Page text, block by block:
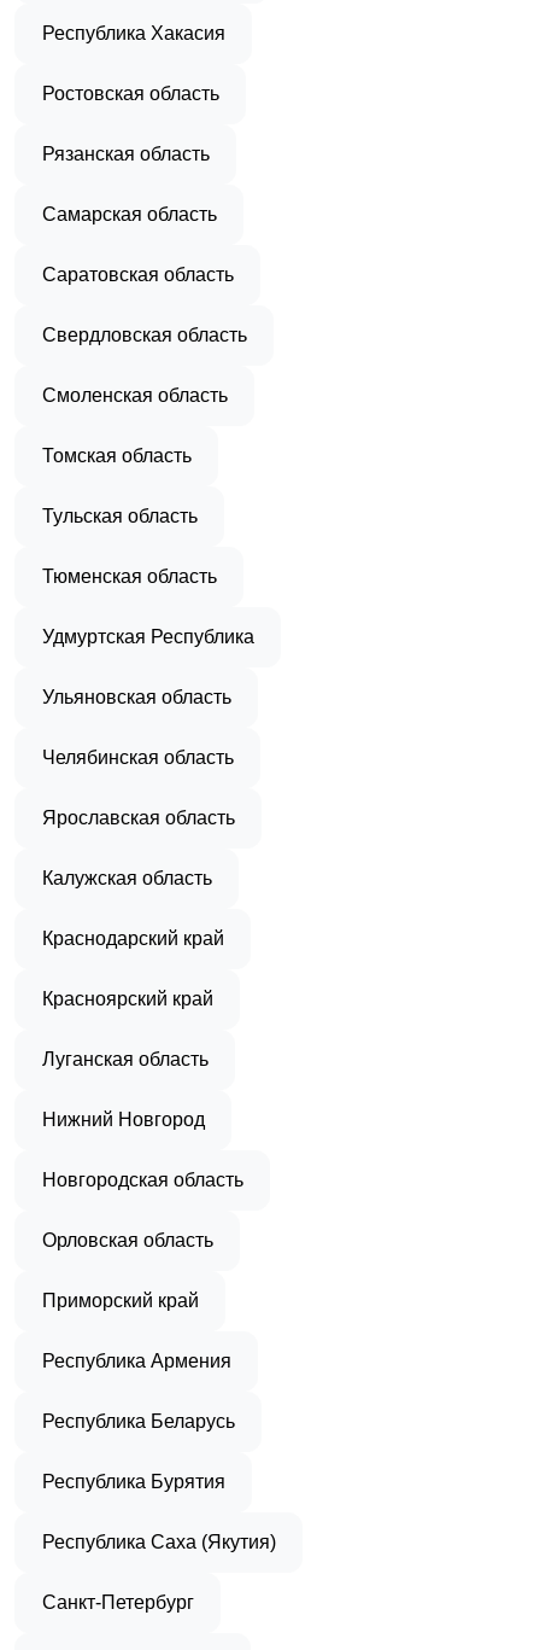
Республика Хакасия
Ростовская область
Рязанская область
Самарская область
Саратовская область
Свердловская область
Смоленская область
Томская область
Тульская область
Тюменская область
Удмуртская Республика
Ульяновская область
Челябинская область
Ярославская область
Калужская область
Краснодарский край
Красноярский край
Луганская область
Нижний Новгород
Новгородская область
Орловская область
Приморский край
Республика Армения
Республика Беларусь
Республика Бурятия
Республика Саха (Якутия)
Санкт-Петербург